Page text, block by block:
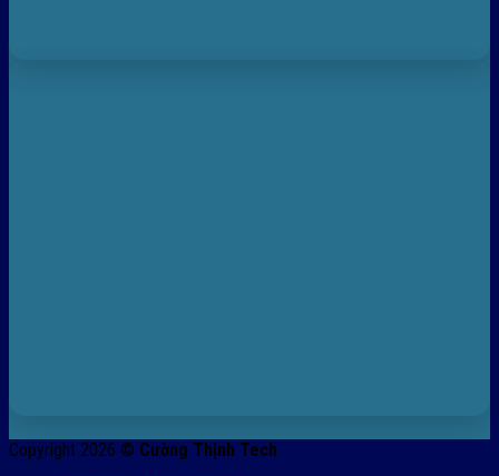
Copyright 2026 © Cường Thịnh Tech